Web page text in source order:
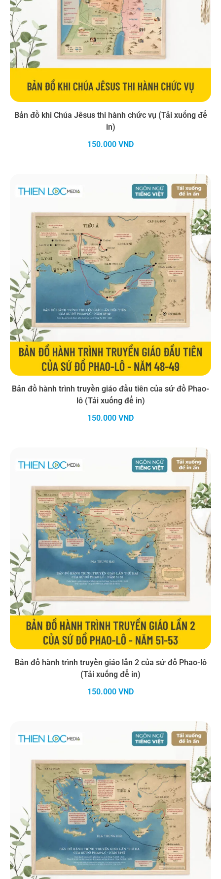
Bản đồ khi Chúa Jêsus thi hành chức vụ (Tải xuống để
in)
150.000 VND
Bản đồ hành trình truyền giáo đầu tiên của sứ đồ Phao-
lô (Tải xuống để in)
150.000 VND
Bản đồ hành trình truyền giáo lần 2 của sứ đồ Phao-lô
(Tải xuống để in)
150.000 VND